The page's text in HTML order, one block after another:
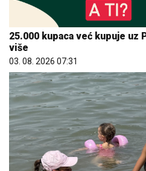
25.000 kupaca već kupuje uz
više
03. 08. 2026 07:31